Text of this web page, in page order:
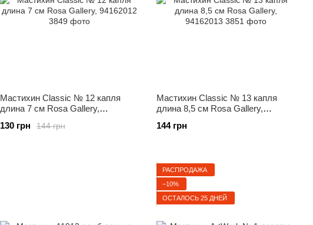
Мастихин Classic № 12 капля
длина 7 см Rosa Gallery,
144 грн
130 грн
Мастихин Classic № 13 капля
длина 8,5 см Rosa Gallery,
144 грн
РАСПРОДАЖА
−10%
ОСТАЛОСЬ 25 ДНЕЙ